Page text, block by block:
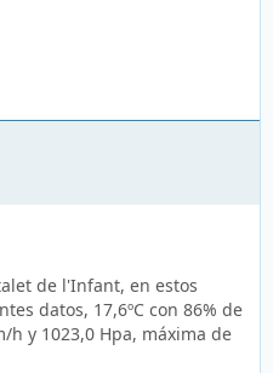
de l'Infant, en estos
datos, 17,6ºC con 86% de
h y 1023,0 Hpa, máxima de